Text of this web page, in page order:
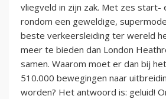
vliegveld in zijn zak. Met zes start-
rondom een geweldige,
beste verkeersleiding ter wereld
meer te bieden dan London
samen. Waarom moet er dan bij
510.000 bewegingen naar
worden? Het antwoord is: geluid!